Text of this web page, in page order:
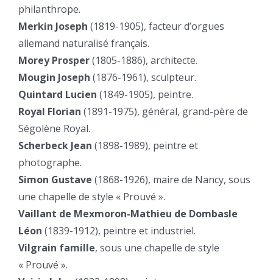
philanthrope.
Merkin Joseph (1819-1905), facteur d’orgues
allemand naturalisé français.
Morey Prosper(1805-1886), architecte.
Mougin Joseph (1876-1961), sculpteur.
Quintard Lucien (1849-1905), peintre.
Royal Florian (1891-1975), général, grand-père de
Ségolène Royal.
Scherbeck Jean (1898-1989), peintre et
photographe.
Simon Gustave (1868-1926), maire de Nancy, sous
une chapelle de style « Prouvé ».
Vaillant de Mexmoron-Mathieu de Dombasle
Léon (1839-1912), peintre et industriel.
Vilgrain famille, sous une chapelle de style
« Prouvé ».